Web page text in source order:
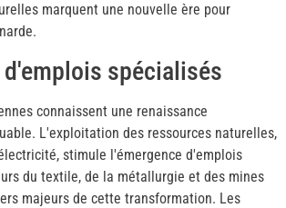
marquent une nouvelle ère pour
spécialisés
connaissent une renaissance
L'exploitation des ressources naturelles,
stimule l'émergence d'emplois
du textile, de la métallurgie et des mines
majeurs de cette transformation. Les